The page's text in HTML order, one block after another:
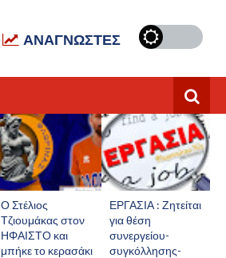
ΑΝΑΓΝΩΣΤΕΣ
Ο Στέλιος
Τζιουμάκας στον
ΗΦΑΙΣΤΟ και
μπήκε το κερασάκι
ΕΡΓΑΣΙΑ : Ζητείται
για θέση
συνεργείου-
συγκόλλησης-